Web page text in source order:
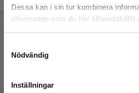
Dessa kan i sin tur kombinera
information som du har tillhandahållit
Nödvändig
Inställningar